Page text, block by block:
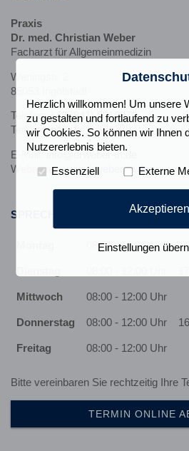
Praxis
Dr. med. Christian Weber
Facharzt für Allgemeinmedizin
Weningstr. 2
85053 Ingolstadt
Telefon:+49 (841) 9319970
Telefax: +49 (841) 8813824
E-Mail:
Webseite:www.drweber-in.de
SPRECHZEITEN
08:00 - 12:00 Uhr
Mittwoch 08:00 - 12:00 Uhr
Donnerstag 08:00 - 12:00 Uhr
Freitag 08:00 - 12:00 Uhr
Bitte vereinbaren Sie rechtzeitig Ihre
TERMIN ONLINE
Herzlich willkommen! Um unsere
zu gestalten und fortlaufend zu
wir Cookies. So können wir Ihnen
Nutzererlebnis bieten.
Essenziell Externe
Akzeptieren
Einstellungen